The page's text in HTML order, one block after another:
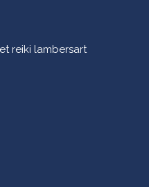
reiki lambersart